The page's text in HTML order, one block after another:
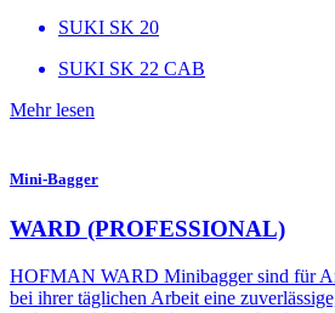
SUKI SK 20
SUKI SK 22 CAB
Mehr lesen
Mini-Bagger
WARD (PROFESSIONAL)
HOFMAN WARD Minibagger sind für
bei ihrer täglichen Arbeit eine